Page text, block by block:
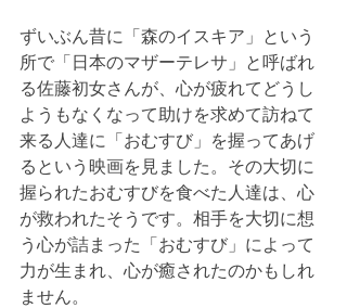
ずいぶん昔に「森のイスキア」という
所で「日本のマザーテレサ」と呼ばれ
る佐藤初女さんが、心が疲れてどうし
ようもなくなって助けを求めて訪ねて
来る人達に「おむすび」を握ってあげ
るという映画を見ました。その大切に
握られたおむすびを食べた人達は、心
が救われたそうです。相手を大切に想
う心が詰まった「おむすび」によって
力が生まれ、心が癒されたのかもしれ
ません。